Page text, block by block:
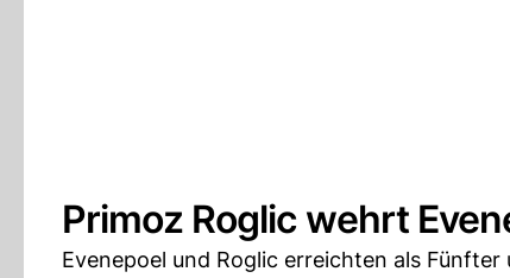
Primoz Roglic wehrt
Evenepoel und Roglic erreichten als